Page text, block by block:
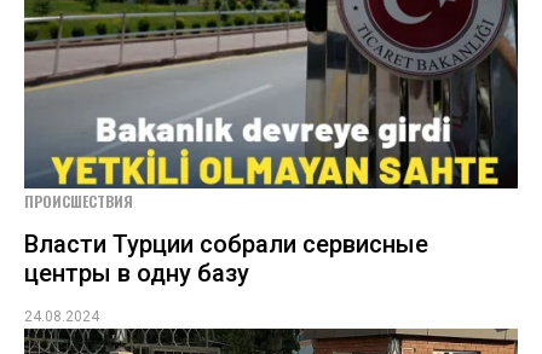
ПРОИСШЕСТВИЯ
Власти Турции собрали сервисные
центры в одну базу
24.08.2024